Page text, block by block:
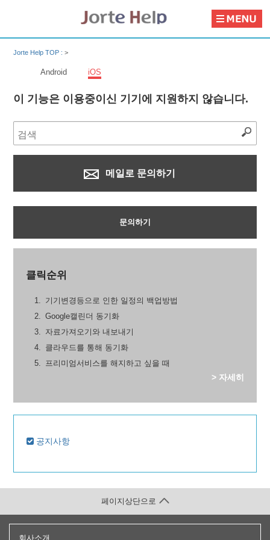
Jorte Help TOP :>
Android iOS
이 기능은 이용중이신 기기에 지원하지 않습니다.
메일로 문의하기
문의하기
클릭순위
기기변경등으로 인한 일정의 백업방법
Google캘린더 동기화
자료가져오기와 내보내기
클라우드를 통해 동기화
프리미엄서비스를 해지하고 싶을 때
> 자세히
공지사항
회사소개
페이지상단으로